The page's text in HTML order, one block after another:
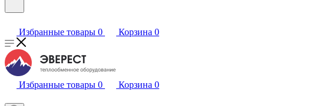
Избранные товары 0 Корзина 0
Избранные товары 0 Корзина 0